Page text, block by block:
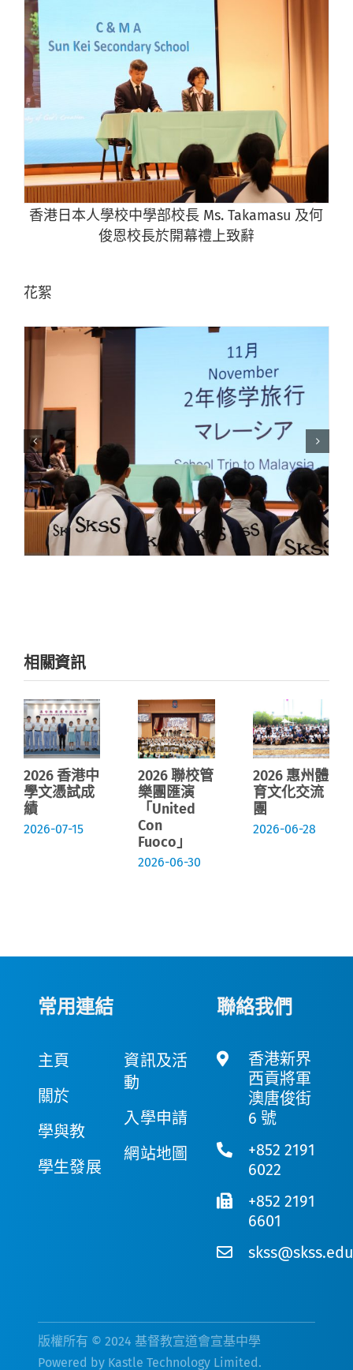
香港日本人學校中學部校長 Ms. Takamasu 及何
俊恩校長於開幕禮上致辭
花絮
相關資訊
2026 香港中
學文憑試成
績
2026-07-15
2026 聯校管
樂團匯演
「United
Con
Fuoco」
2026-06-30
2026 惠州體
育文化交流
團
2026-06-28
常用連結
主頁
關於
學與教
學生發展
資訊及活
動
入學申請
網站地圖
聯絡我們
香港新界
西貢將軍
澳唐俊街
6 號
+852 2191
6022
+852 2191
6601
版權所有 © 2024 基督教宣道會宣基中學
Powered by Kastle Technology Limited .